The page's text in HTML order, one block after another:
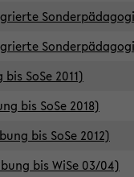
SoSe 2011)
bis SoSe 2018)
bis SoSe 2012)
bis WiSe 03/04)